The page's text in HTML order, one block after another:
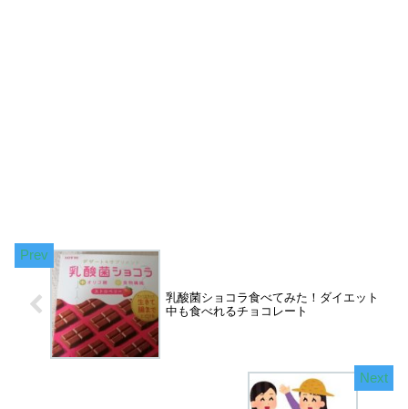
乳酸菌ショコラ食べてみた！ダイエット
中も食べれるチョコレート